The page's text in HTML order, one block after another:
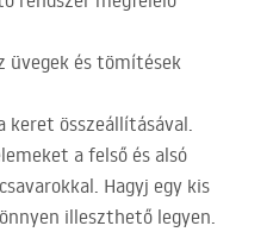
üvegek és tömítések
keret összeállításával.
a felső és alsó
Hagyj egy kis
illeszthető legyen.